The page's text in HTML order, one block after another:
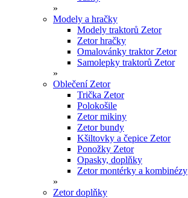
»
Modely a hračky
Modely traktorů Zetor
Zetor hračky
Omalovánky traktor Zetor
Samolepky traktorů Zetor
»
Oblečení Zetor
Trička Zetor
Polokošile
Zetor mikiny
Zetor bundy
Kšiltovky a čepice Zetor
Ponožky Zetor
Opasky, doplňky
Zetor montérky a kombinézy
»
Zetor doplňky